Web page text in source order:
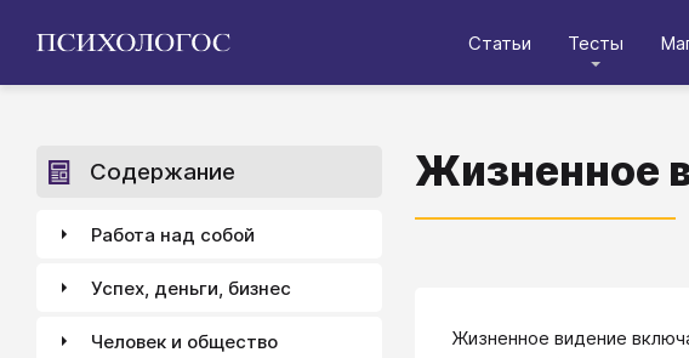
Статьи Тесты
Жизненное
Жизненное видение
Содержание
Работа над собой
Успех, деньги, бизнес
Человек и общество